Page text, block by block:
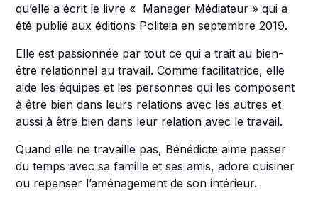
qu’elle a écrit le livre « Manager Médiateur » qui a
été publié aux éditions Politeia en septembre 2019.
Elle est passionnée par tout ce qui a trait au bien-
être relationnel au travail. Comme facilitatrice, elle
aide les équipes et les personnes qui les composent
à être bien dans leurs relations avec les autres et
aussi à être bien dans leur relation avec le travail.
Quand elle ne travaille pas, Bénédicte aime passer
du temps avec sa famille et ses amis, adore cuisiner
ou repenser l’aménagement de son intérieur.